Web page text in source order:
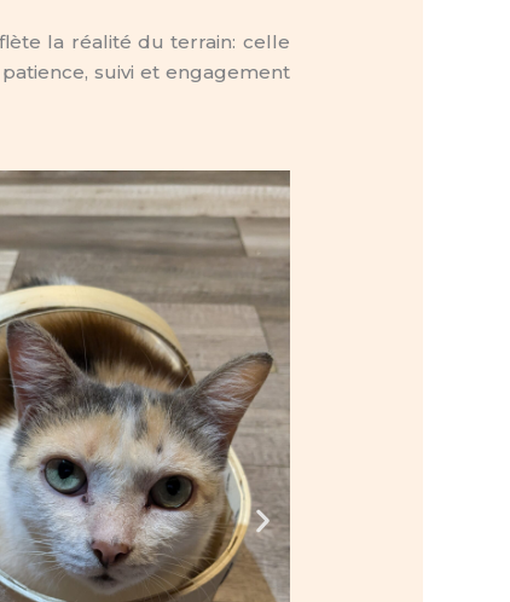
la réalité du terrain: celle
suivi et engagement